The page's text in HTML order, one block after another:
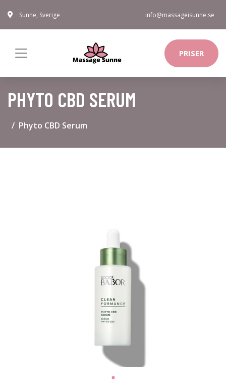
Sunne, Sverige info@massageisunne.se
PRISER
PHYTO CBD SERUM
Phyto CBD Serum